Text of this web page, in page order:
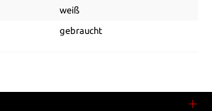
weiß
gebraucht